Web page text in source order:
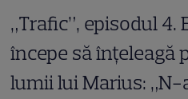
„Trafic”, episodul 4.
începe să înțeleagă
lumii lui Marius: